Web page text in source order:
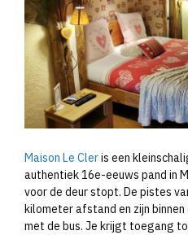
Maison Le Cleris een
authentiek 16e-eeuws pand in
voor de deur stopt. De pistes
kilometer afstand en zijn
met de bus. Je krijgt toegang